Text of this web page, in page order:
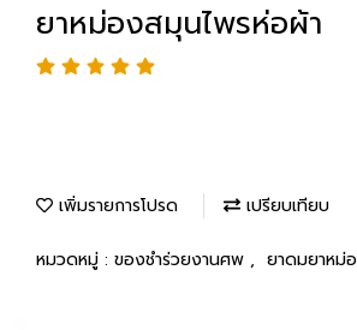
ยาหม่องสมุนไพรห่อผ้า
เพิ่มรายการโปรด เปรียบเทียบ
หมวดหมู่ : ของชำร่วยงานศพ , ยาดมยาหม่